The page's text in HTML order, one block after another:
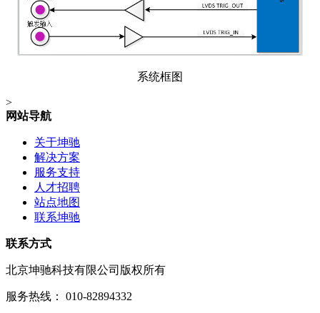
系统框图
>
网站导航
关于坤驰
解决方案
服务支持
人才招聘
站点地图
联系坤驰
联系方式
北京坤驰科技有限公司版权所有
服务热线： 010-82894332